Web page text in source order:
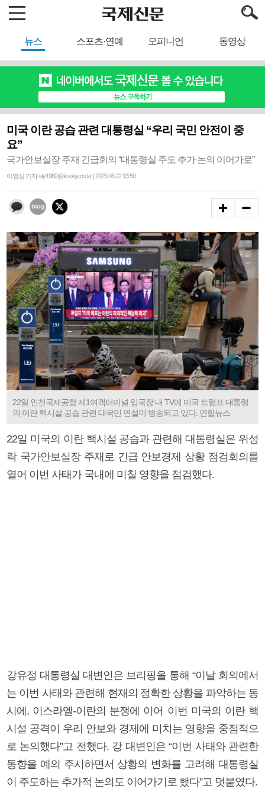
뉴스 스포츠·연예 오피니언 동영상
미국 이란 공습 관련 대통령실 “우리 국민 안전이 중
요”
국가안보실장 주재 긴급회의 “대통령실 주도 추가 논의 이어가로”
이영실 기자 sily1982@kookje.co.kr | 2025.06.22 13:50
22일 인천국제공항 제1여객터미널 입국장 내 TV에 미국 트럼프 대통령
의 이란 핵시설 공습 관련 대국민 연설이 방송되고 있다. 연합뉴스
22일 미국의 이란 핵시설 공습과 관련해 대통령실은 위성
락 국가안보실장 주재로 긴급 안보경제 상황 점검회의를
열어 이번 사태가 국내에 미칠 영향을 점검했다.
강유정 대통령실 대변인은 브리핑을 통해 “이날 회의에서
는 이번 사태와 관련해 현재의 정확한 상황을 파악하는 동
시에, 이스라엘-이란의 분쟁에 이어 이번 미국의 이란 핵
시설 공격이 우리 안보와 경제에 미치는 영향을 중점적으
로 논의했다”고 전했다. 강 대변인은 “이번 사태와 관련한
동향을 예의 주시하면서 상황의 변화를 고려해 대통령실
이 주도하는 추가적 논의도 이어가기로 했다”고 덧붙였다.